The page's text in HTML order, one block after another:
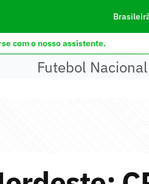
com o nosso assistente.
Futebol Nacional